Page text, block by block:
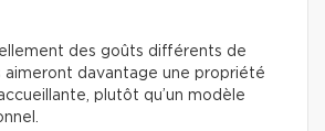
des goûts différents de
aimeront davantage une propriété
plutôt qu’un modèle